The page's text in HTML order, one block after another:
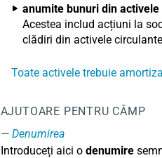
anumite bunuri din
Acestea includ acțiuni la
clădiri din activele
Toate activele trebuie
AJUTOARE PENTRU CÂMP
Denumirea
Introduceți aici o denumire